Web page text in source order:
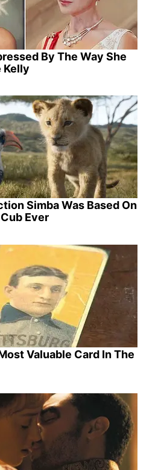
By The Way She
Kelly
Simba Was Based On
Ever
Valuable Card In The